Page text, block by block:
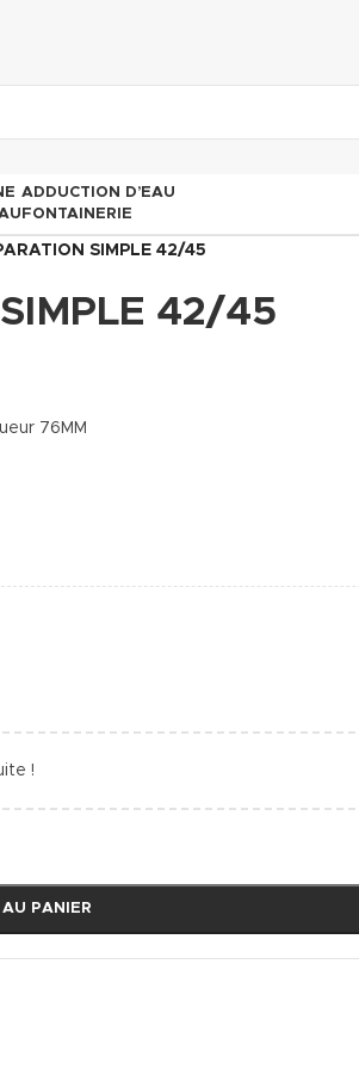
ADDUCTION D’EAU
FONTAINERIE
SIMPLE 42/45
42/45
76MM
!
PANIER